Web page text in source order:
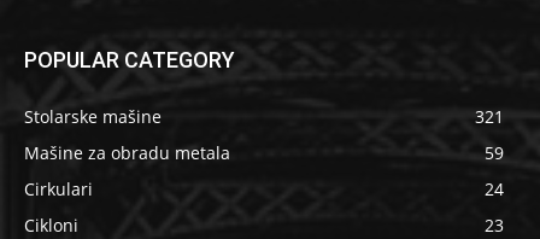
POPULAR CATEGORY
Stolarske mašine
321
Mašine za obradu metala
59
Cirkulari
24
Cikloni
23